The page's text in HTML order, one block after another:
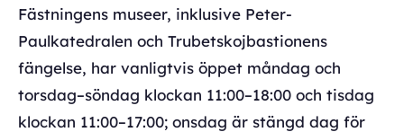
Fästningens museer, inklusive Peter-
Paulkatedralen och Trubetskojbastionens
fängelse, har vanligtvis öppet måndag och
torsdag–söndag klockan 11:00–18:00 och tisdag
klockan 11:00–17:00; onsdag är stängd dag för